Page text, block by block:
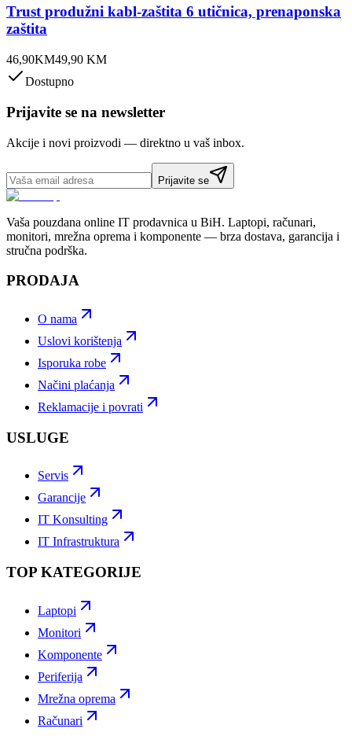
Trust produžni kabl-zaštita 6 utičnica, prenaponska
zaštita
46,90KM49,90 KM
Dostupno
Prijavite se na newsletter
Akcije i novi proizvodi — direktno u vaš inbox.
Prijavite se
Vaša pouzdana online IT prodavnica u BiH. Laptopi, računari,
monitori, mrežna oprema i komponente — brza dostava, garancija i
stručna podrška.
PRODAJA
O nama
Uslovi korištenja
Isporuka robe
Načini plaćanja
Reklamacije i povrati
USLUGE
Servis
Garancije
IT Konsulting
IT Infrastruktura
TOP KATEGORIJE
Laptopi
Monitori
Komponente
Periferija
Mrežna oprema
Računari